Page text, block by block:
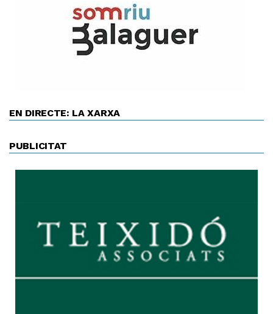
EN DIRECTE: LA XARXA
PUBLICITAT